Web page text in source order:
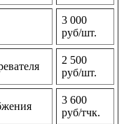
3 000
руб/шт.
2 500
руб/шт.
3 600
руб/тчк.